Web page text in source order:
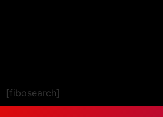
[fibosearch]